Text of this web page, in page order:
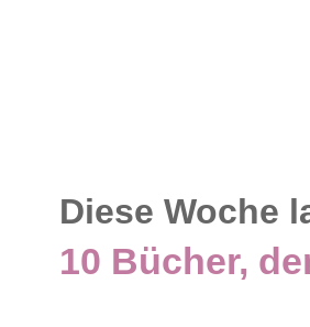
Diese Woche
10 Bücher,